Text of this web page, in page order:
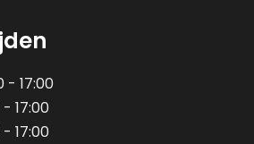
- 17:00
17:00
17:00